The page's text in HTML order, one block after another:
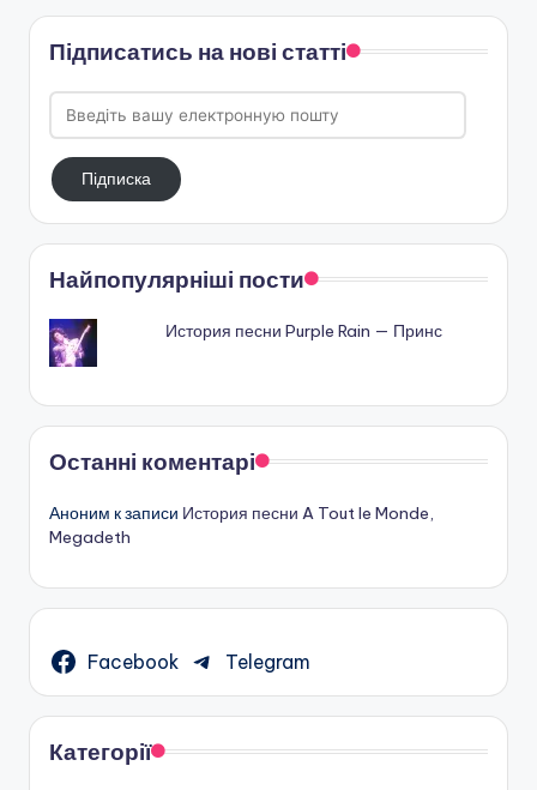
Підписатись на нові статті
Введіть
вашу
електронную
поштуПідписка
Найпопулярніші пости
История песни Purple Rain — Принс
Останні коментарі
Аноним к записи История песни A Tout le Monde,
Megadeth
Facebook Telegram
Категорії